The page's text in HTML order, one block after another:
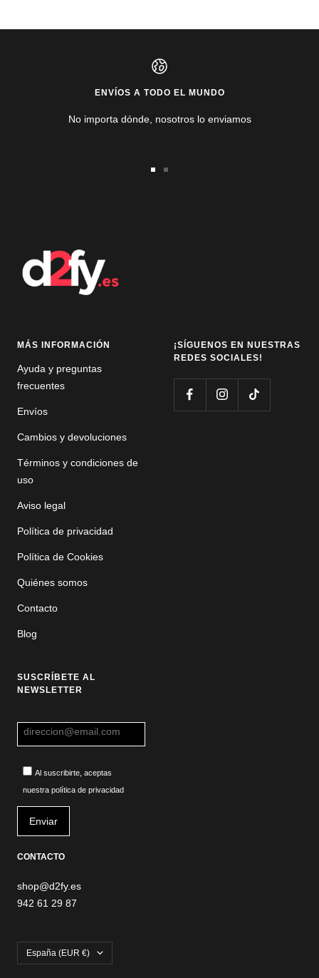
ENVÍOS A TODO EL MUNDO
No importa dónde, nosotros lo enviamos
MÁS INFORMACIÓN
Ayuda y preguntas
frecuentes
Envíos
Cambios y devoluciones
Términos y condiciones de
uso
Aviso legal
Política de privacidad
Política de Cookies
Quiénes somos
Contacto
Blog
¡SÍGUENOS EN NUESTRAS
REDES SOCIALES!
SUSCRÍBETE AL
NEWSLETTER
Al suscribirte, aceptas
nuestra política de privacidad
CONTACTO
shop@d2fy.es
942 61 29 87
País/región
España (EUR €)